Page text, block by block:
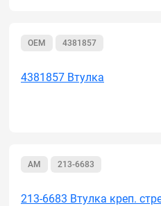
OEM 4381857
4381857 Втулка
AM 213-6683
213-6683 Втулка креп.